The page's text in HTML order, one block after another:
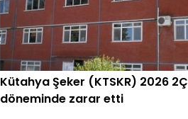
Kütahya Şeker (KTSKR) 2026 2Ç
döneminde zarar etti